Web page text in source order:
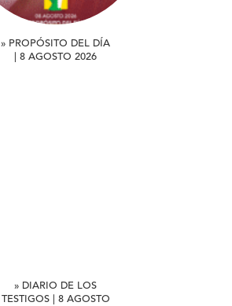
» PROPÓSITO DEL DÍA
| 8 AGOSTO 2026
» DIARIO DE LOS
TESTIGOS | 8 AGOSTO